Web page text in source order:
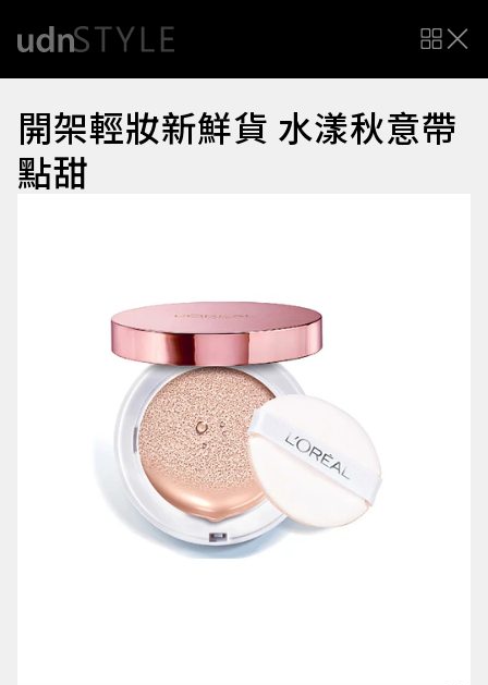
開架輕妝新鮮貨 水漾秋意帶
點甜